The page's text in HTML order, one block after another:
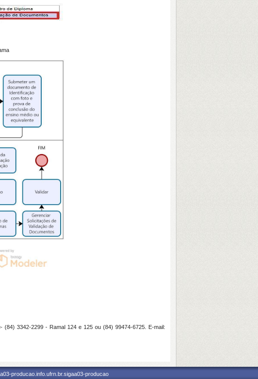
3342-2299 - Ramal 124 e 125 ou (84) 99474-6725. E-mail:
producao.info.ufrn.br.sigaa03-producao